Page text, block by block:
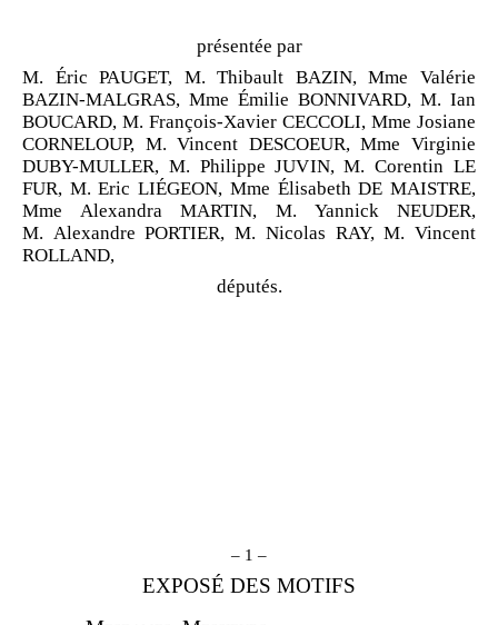
présentée par
M. Éric PAUGET, M. Thibault BAZIN, Mme Valérie
BAZIN-MALGRAS, Mme Émilie BONNIVARD, M. Ian
BOUCARD, M. François-Xavier CECCOLI, Mme Josiane
CORNELOUP, M. Vincent DESCOEUR, Mme Virginie
DUBY-MULLER, M. Philippe JUVIN, M. Corentin LE
FUR, M. Eric LIÉGEON, Mme Élisabeth DE MAISTRE,
Mme Alexandra MARTIN, M. Yannick NEUDER,
M. Alexandre PORTIER, M. Nicolas RAY, M. Vincent
ROLLAND,
députés.
– 1 –
EXPOSÉ DES MOTIFS